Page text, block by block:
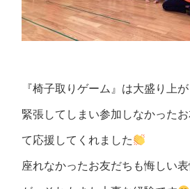
『椅子取りゲーム』は大盛り上が
緊張してしまい参加しなかった
て応援してくれました
座れなかったお友だちも悔しい